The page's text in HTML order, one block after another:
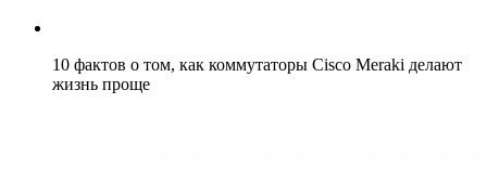
10 фактов о том, как коммутаторы Cisco Meraki делают
жизнь проще